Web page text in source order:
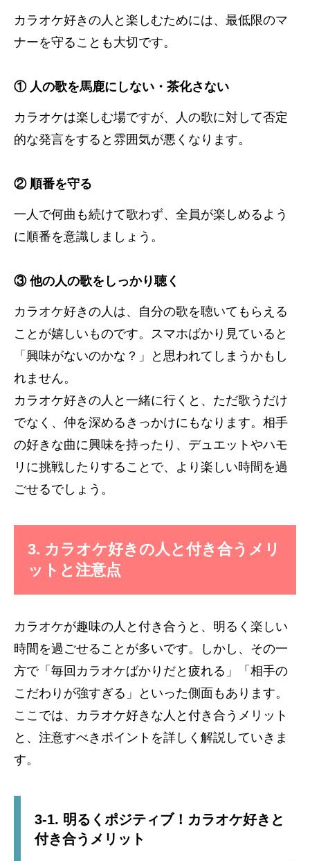
カラオケ好きの人と楽しむためには、最低限のマ
ナーを守ることも大切です。
① 人の歌を馬鹿にしない・茶化さない
カラオケは楽しむ場ですが、人の歌に対して否定
的な発言をすると雰囲気が悪くなります。
② 順番を守る
一人で何曲も続けて歌わず、全員が楽しめるよう
に順番を意識しましょう。
③ 他の人の歌をしっかり聴く
カラオケ好きの人は、自分の歌を聴いてもらえる
ことが嬉しいものです。スマホばかり見ていると
「興味がないのかな？」と思われてしまうかもし
れません。
カラオケ好きの人と一緒に行くと、ただ歌うだけ
でなく、仲を深めるきっかけにもなります。相手
の好きな曲に興味を持ったり、デュエットやハモ
リに挑戦したりすることで、より楽しい時間を過
ごせるでしょう。
3. カラオケ好きの人と付き合うメリ
ットと注意点
カラオケが趣味の人と付き合うと、明るく楽しい
時間を過ごせることが多いです。しかし、その一
方で「毎回カラオケばかりだと疲れる」「相手の
こだわりが強すぎる」といった側面もあります。
ここでは、カラオケ好きな人と付き合うメリット
と、注意すべきポイントを詳しく解説していきま
す。
3-1. 明るくポジティブ！カラオケ好きと
付き合うメリット